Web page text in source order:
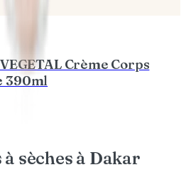
Crème Corps
390ml
sèches à Dakar